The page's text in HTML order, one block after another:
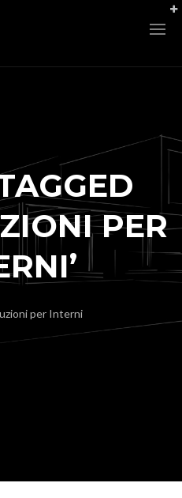
PER
per Interni